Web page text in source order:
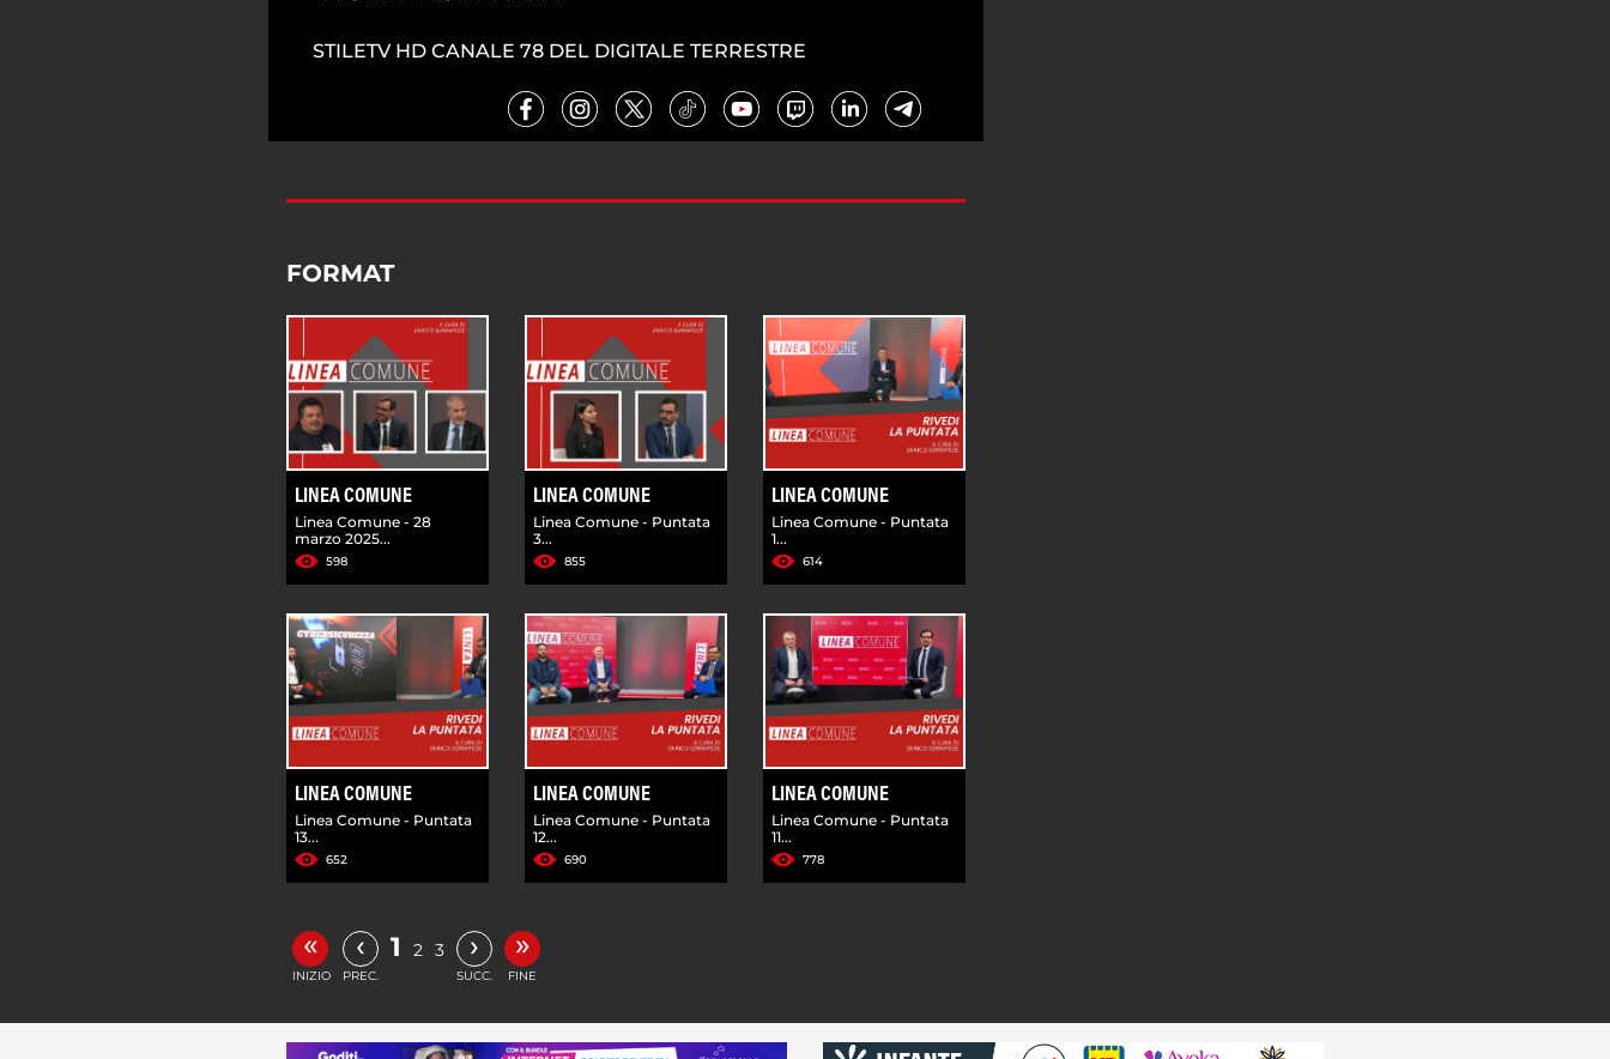
STILETV HD CANALE 78 DEL DIGITALE TERRESTRE
FORMAT
LINEA COMUNE
Linea Comune - 28
marzo 2025...
598
LINEA COMUNE
Linea Comune - Puntata
3...
855
LINEA COMUNE
Linea Comune - Puntata
1...
614
LINEA COMUNE
Linea Comune - Puntata
13...
652
LINEA COMUNE
Linea Comune - Puntata
12...
690
LINEA COMUNE
Linea Comune - Puntata
11...
778
«
INIZIO
‹
PREC.
1 2 3 ›
SUCC.
»
FINE